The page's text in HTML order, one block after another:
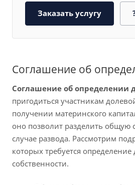
Заказать услугу
Соглашение об
Соглашение об определении
пригодиться участникам
получении материнского
оно позволит разделить общую
случае развода. Рассмотрим
которых требуется
собственности.